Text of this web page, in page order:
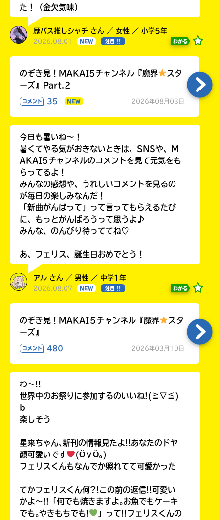
た！（金欠気味）
歴バス推しシャチ さん ／ 女性 ／ 小学5年
2026.08.01 NEW 注目 !! わかる
のぞき見！MAKAI5チャンネル『魔界
スタ
ーズ』Part.2
コメント 35 NEW 2026年08月03日
今日も暑いね〜！
暑くてやる気がおきないときは、SNSや、M
AKAI5チャンネルのコメントを見て元気をも
らってるよ！
みんなの感想や、うれしいコメントを見るの
が毎日の楽しみなんだ！
「新曲がんばって」って言ってもらえるたび
に、もっとがんばろうって思うよ♪
みんな、のんびり待っててね♡
あ、フェリス、誕生日おめでとう！
アル さん ／ 男性 ／ 中学1年
2026.08.07 NEW 注目 !! わかる
のぞき見！MAKAI５チャンネル『魔界
スタ
ーズ』
コメント 480 2026年03月10日
わ〜!!
世界中のお祭りに参加するのいいね!(≧∇≦)
b
楽しそう
星来ちゃん､新刊の情報見たよ!!あなたのドヤ
顔可愛いです
(ӦｖӦ｡)
フェリスくんもなんでか照れてて可愛かった
てかフェリスくん何?!この前の返信!!可愛い
かよ〜!!「何でも焼きますよ｡お魚でもケーキ
でも｡やきもちでも!
」って!!フェリスくんの